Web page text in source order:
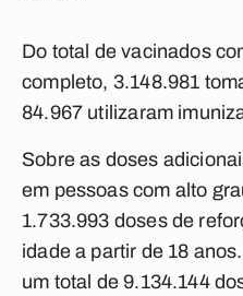
Do total de vacinados
completo, 3.148.981
84.967 utilizaram
Sobre as doses
em pessoas com alto
1.733.993 doses de
idade a partir de 18
um total de 9.134.144